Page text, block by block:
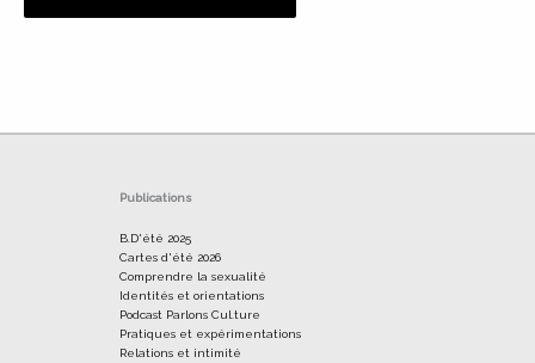
Publications
B.D'été 2025
Cartes d'été 2026
Comprendre la sexualité
Identités et orientations
Podcast Parlons Cul.ture
Pratiques et expérimentations
Relations et intimité